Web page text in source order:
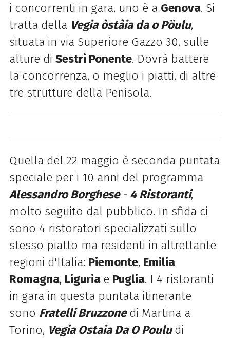
i concorrenti in gara, uno è a Genova. Si
tratta della Vegia òstàia da o Pöulu,
situata in via Superiore Gazzo 30, sulle
alture di Sestri Ponente. Dovrà battere
la concorrenza, o meglio i piatti, di altre
tre strutture della Penisola.
Quella del 22 maggio è seconda puntata
speciale per i 10 anni del programma
Alessandro Borghese - 4 Ristoranti,
molto seguito dal pubblico. In sfida ci
sono 4 ristoratori specializzati sullo
stesso piatto ma residenti in altrettante
regioni d'Italia: Piemonte, Emilia
Romagna, Liguria e Puglia. I 4 ristoranti
in gara in questa puntata itinerante
sono Fratelli Bruzzonedi Martina a
Torino, Vegia Ostaia Da O Poulu di